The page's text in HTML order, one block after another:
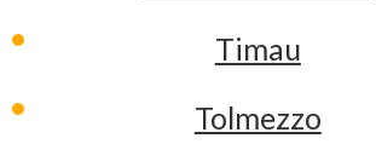
Timau
Tolmezzo